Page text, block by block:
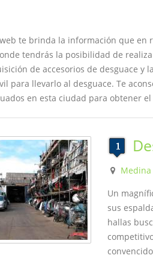
te brinda la información que en
tendrás la posibilidad de
de accesorios de desguace y
para llevarlo al desguace. Te
en esta ciudad para obtener
Un
sus
hallas